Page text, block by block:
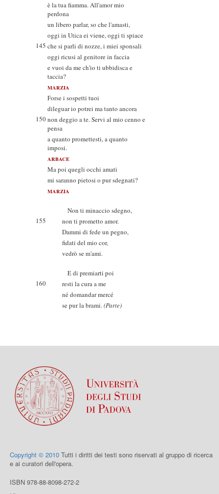
è la tua fiamma. All'amor mio
perdona
un libero parlar, so che l'amasti,
oggi in Utica ei viene, oggi ti spiace
145 che si parli di nozze, i miei sponsali
oggi ricusi al genitore in faccia
e vuoi da me ch'io ti ubbidisca e
taccia?
MARZIA
Forse i sospetti tuoi
dileguar io potrei ma tanto ancora
150non deggio a te. Servi al mio cenno e
pensa
a quanto promettesti, a quanto
imposi.
ARBACE
Ma poi quegli occhi amati
mi saranno pietosi o pur sdegnati?
MARZIA
Non ti minaccio sdegno,
155
non ti prometto amor.
Dammi di fede un pegno,
fidati del mio cor,
vedrò se m'ami.
E di premiarti poi
160
resti la cura a me
né domandar mercé
se pur la brami.(Parte)
Copyright © 2010 Tutti i diritti dei testi sono riservati al gruppo di ricerca
e ai curatori dell'opera.
ISBN 978-88-8098-272-2